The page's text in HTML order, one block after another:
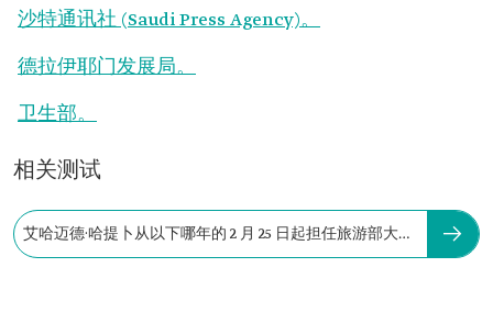
沙特通讯社 (Saudi Press Agency)。
德拉伊耶门发展局。
卫生部。
相关测试
艾哈迈德·哈提卜从以下哪年的 2 月 25 日起担任旅游部大